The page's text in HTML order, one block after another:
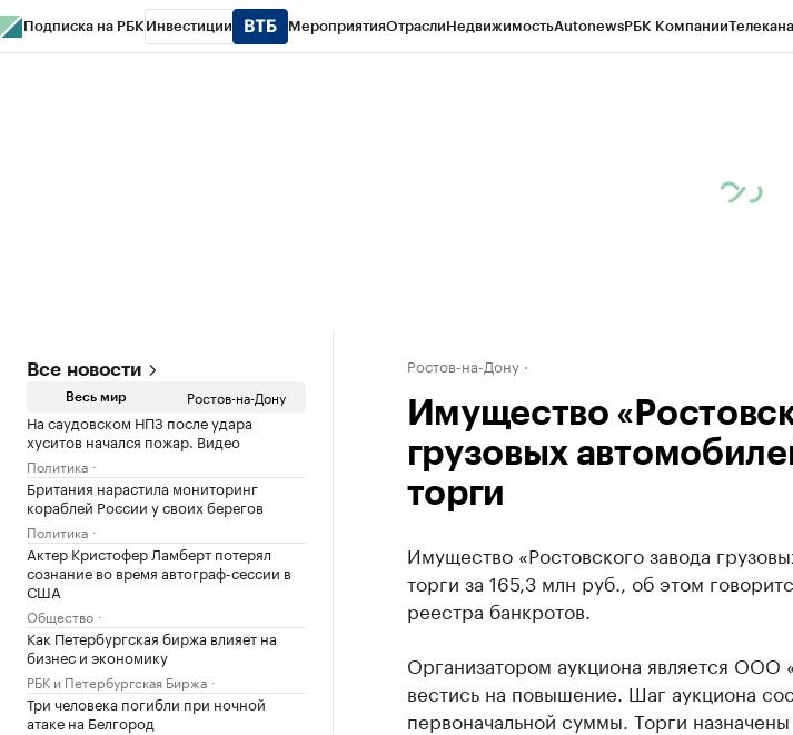
Подписка на РБК Инвестиции МероприятияОтраслиНедвижимостьAutonewsРБК Компании
Все новости
Весь мир Ростов-на-Дону
На саудовском НПЗ после удара
хуситов начался пожар. Видео
Политика
Британия нарастила мониторинг
кораблей России у своих берегов
Политика
Актер Кристофер Ламберт потерял
сознание во время автограф-сессии в
США
Общество
Как Петербургская биржа влияет на
бизнес и экономику
РБК и Петербургская Биржа
Три человека погибли при ночной
атаке на Белгород
Ростов-на-Дону
Имущество
грузовых
торги
Имущество «Ростовского завода
торги за 165,3 млн руб., об этом
реестра банкротов.
Организатором аукциона является ООО
вестись на повышение. Шаг аукциона
первоначальной суммы. Торги назначены